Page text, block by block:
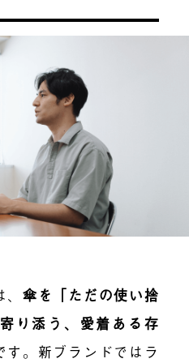
、傘を「ただの使い捨
り添う、愛着ある存
す。新ブランドではラ